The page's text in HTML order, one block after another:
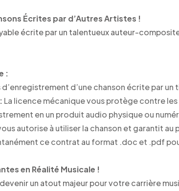
Écrites par d’Autres Artistes !
écrite par un talentueux auteur-
:
d’une chanson écrite par
La licence mécanique vous protège contre
en un produit audio physique ou
autorise à utiliser la chanson et garantit
ce contrat au format .doc et .pdf
en Réalité Musicale !
un atout majeur pour votre carrière